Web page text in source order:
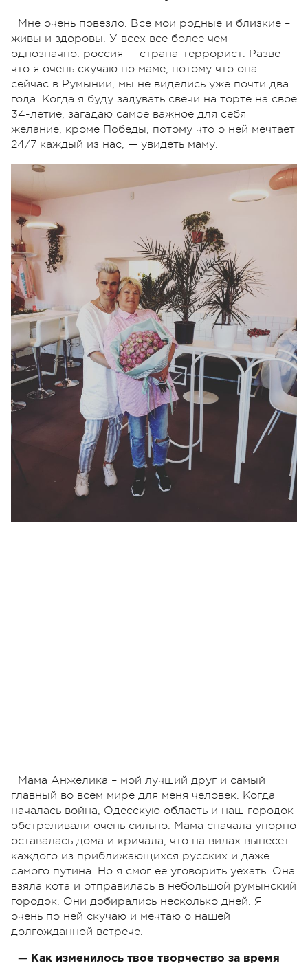
Мне очень повезло. Все мои родные и близкие –
живы и здоровы. У всех все более чем
однозначно: россия — страна-террорист. Разве
что я очень скучаю по маме, потому что она
сейчас в Румынии, мы не виделись уже почти два
года. Когда я буду задувать свечи на торте на свое
34-летие, загадаю самое важное для себя
желание, кроме Победы, потому что о ней мечтает
24/7 каждый из нас, — увидеть маму.
Мама Анжелика – мой лучший друг и самый
главный во всем мире для меня человек. Когда
началась война, Одесскую область и наш городок
обстреливали очень сильно. Мама сначала упорно
оставалась дома и кричала, что на вилах вынесет
каждого из приближающихся русских и даже
самого путина. Но я смог ее уговорить уехать. Она
взяла кота и отправилась в небольшой румынский
городок. Они добирались несколько дней. Я
очень по ней скучаю и мечтаю о нашей
долгожданной встрече.
— Как изменилось твое творчество за время